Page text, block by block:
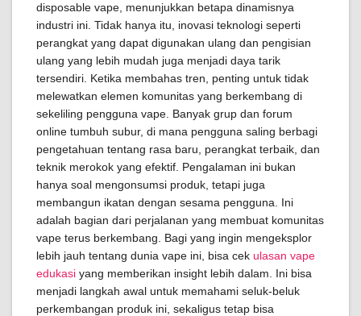
disposable vape, menunjukkan betapa dinamisnya
industri ini. Tidak hanya itu, inovasi teknologi seperti
perangkat yang dapat digunakan ulang dan pengisian
ulang yang lebih mudah juga menjadi daya tarik
tersendiri. Ketika membahas tren, penting untuk tidak
melewatkan elemen komunitas yang berkembang di
sekeliling pengguna vape. Banyak grup dan forum
online tumbuh subur, di mana pengguna saling berbagi
pengetahuan tentang rasa baru, perangkat terbaik, dan
teknik merokok yang efektif. Pengalaman ini bukan
hanya soal mengonsumsi produk, tetapi juga
membangun ikatan dengan sesama pengguna. Ini
adalah bagian dari perjalanan yang membuat komunitas
vape terus berkembang. Bagi yang ingin mengeksplor
lebih jauh tentang dunia vape ini, bisa cek ulasan vape
edukasi yang memberikan insight lebih dalam. Ini bisa
menjadi langkah awal untuk memahami seluk-beluk
perkembangan produk ini, sekaligus tetap bisa